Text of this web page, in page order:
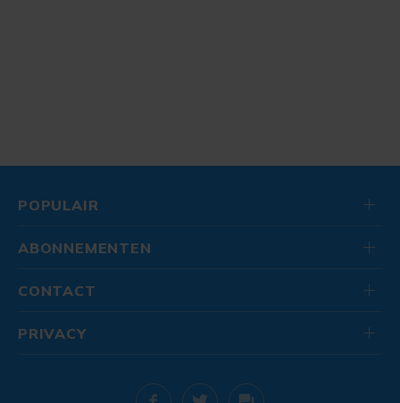
POPULAIR
ABONNEMENTEN
CONTACT
PRIVACY